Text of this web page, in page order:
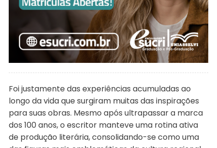
Foi justamente das experiências acumuladas ao
longo da vida que surgiram muitas das inspirações
para suas obras. Mesmo após ultrapassar a marca
dos 100 anos, o escritor manteve uma rotina ativa
de produção literária, consolidando-se como uma